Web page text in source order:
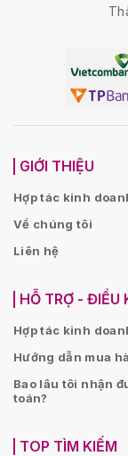
GIỚI THIỆU
Hợp tác kinh
Về chúng tôi
Liên hệ
HỖ TRỢ - ĐIỀU
Hợp tác kinh
Hướng dẫn mua
Bao lâu tôi nhận
toán?
TOP TÌM KIẾM